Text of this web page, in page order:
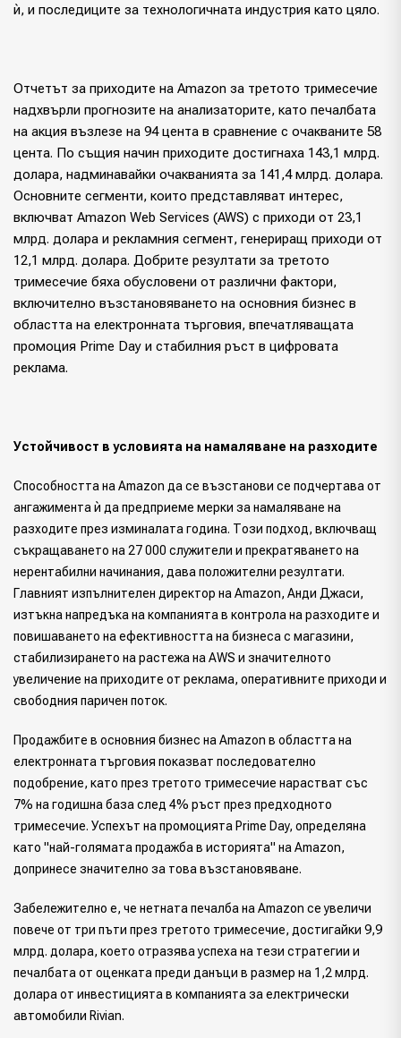
ѝ, и последиците за технологичната индустрия като цяло.
Отчетът за приходите на Amazon за третото тримесечие
надхвърли прогнозите на анализаторите, като печалбата
на акция възлезе на 94 цента в сравнение с очакваните 58
цента. По същия начин приходите достигнаха 143,1 млрд.
долара, надминавайки очакванията за 141,4 млрд. долара.
Основните сегменти, които представляват интерес,
включват Amazon Web Services (AWS) с приходи от 23,1
млрд. долара и рекламния сегмент, генериращ приходи от
12,1 млрд. долара. Добрите резултати за третото
тримесечие бяха обусловени от различни фактори,
включително възстановяването на основния бизнес в
областта на електронната търговия, впечатляващата
промоция Prime Day и стабилния ръст в цифровата
реклама.
Устойчивост в условията на намаляване на разходите
Способността на Amazon да се възстанови се подчертава от
ангажимента ѝ да предприеме мерки за намаляване на
разходите през изминалата година. Този подход, включващ
съкращаването на 27 000 служители и прекратяването на
нерентабилни начинания, дава положителни резултати.
Главният изпълнителен директор на Amazon, Анди Джаси,
изтъкна напредъка на компанията в контрола на разходите и
повишаването на ефективността на бизнеса с магазини,
стабилизирането на растежа на AWS и значителното
увеличение на приходите от реклама, оперативните приходи и
свободния паричен поток.
Продажбите в основния бизнес на Amazon в областта на
електронната търговия показват последователно
подобрение, като през третото тримесечие нарастват със
7% на годишна база след 4% ръст през предходното
тримесечие. Успехът на промоцията Prime Day, определяна
като "най-голямата продажба в историята" на Amazon,
допринесе значително за това възстановяване.
Забележително е, че нетната печалба на Amazon се увеличи
повече от три пъти през третото тримесечие, достигайки 9,9
млрд. долара, което отразява успеха на тези стратегии и
печалбата от оценката преди данъци в размер на 1,2 млрд.
долара от инвестицията в компанията за електрически
автомобили Rivian.